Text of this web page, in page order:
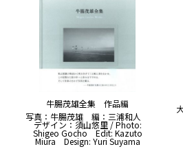
牛腸茂雄全集 作品編
写真：牛腸茂雄 編：三浦和人
デザイン：須山悠里 / Photo:
Shigeo Gocho Edit: Kazuto
Miura Design: Yuri Suyama